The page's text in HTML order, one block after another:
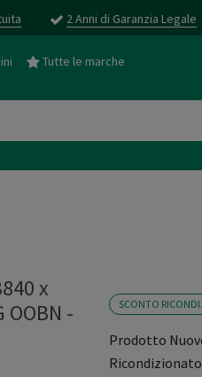
2 Anni di Garanzia Legale
Tutte le marche
x
-
SCONTO
Prodotto
Ricondizionato